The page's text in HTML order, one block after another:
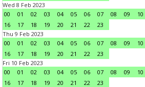
Wed 8 Feb 2023
00
01 02 03 04 05 06 07 08 09 10
16
17 18 19 20 21 22
23
Thu 9 Feb 2023
00
01 02 03 04 05 06 07 08 09 10
16
17 18 19 20 21 22
23
Fri 10 Feb 2023
00
01 02 03 04 05 06 07 08 09 10
16
17 18 19 20 21 22
23